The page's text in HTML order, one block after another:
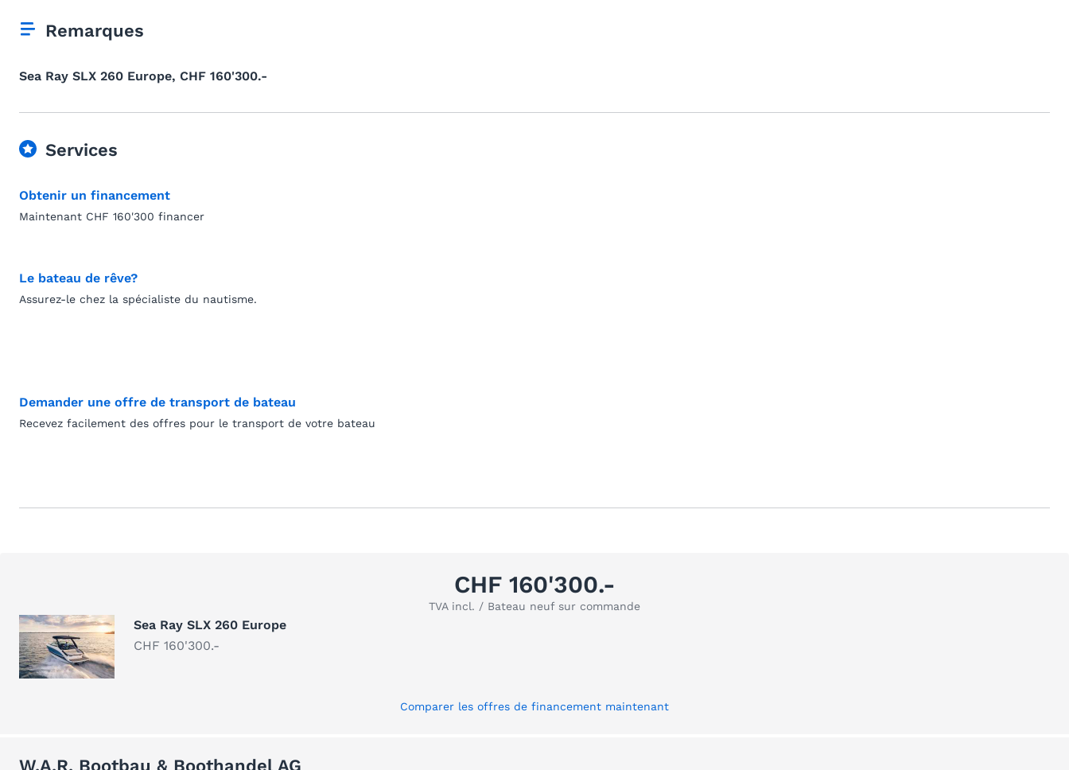
Remarques
Sea Ray SLX 260 Europe, CHF 160'300.-
Services
Obtenir un financement
Maintenant CHF 160'300 financer
Le bateau de rêve?
Assurez-le chez la spécialiste du nautisme.
Demander une offre de transport de bateau
Recevez facilement des offres pour le transport de votre bateau
CHF 160'300.-
TVA incl. / Bateau neuf sur commande
Sea Ray SLX 260 Europe
CHF 160'300.-
Comparer les offres de financement maintenant
W.A.R. Bootbau & Boothandel AG